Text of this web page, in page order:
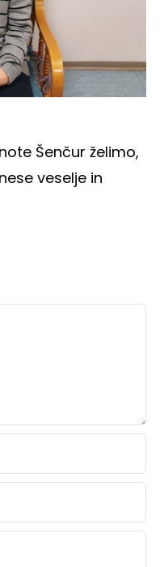
Šenčur želimo,
veselje in